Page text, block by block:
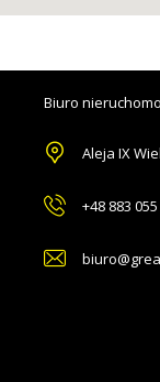
Biuro
Aleja IX
+48 883 055